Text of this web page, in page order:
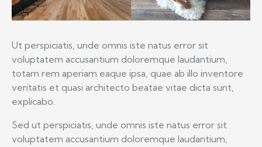
Ut perspiciatis, unde omnis iste natus error sit
voluptatem accusantium doloremque laudantium,
totam rem aperiam eaque ipsa, quae ab illo inventore
veritatis et quasi architecto beatae vitae dicta sunt,
explicabo.
Sed ut perspiciatis, unde omnis iste natus error sit
voluptatem accusantium doloremque laudantium,